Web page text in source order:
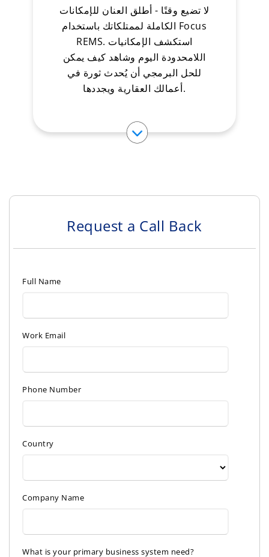
لا تضيع وقتًا - أطلق العنان للإمكانات
الكاملة لممتلكاتك باستخدام Focus
REMS. استكشف الإمكانيات
اللامحدودة اليوم وشاهد كيف يمكن
للحل البرمجي أن يُحدث ثورة في
أعمالك العقارية ويجددها.
Request a Call Back
Full Name
Work Email
Phone Number
Country
Company Name
What is your primary business system need?